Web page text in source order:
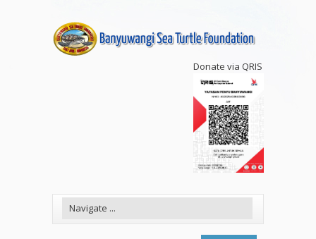
Donate via QRIS